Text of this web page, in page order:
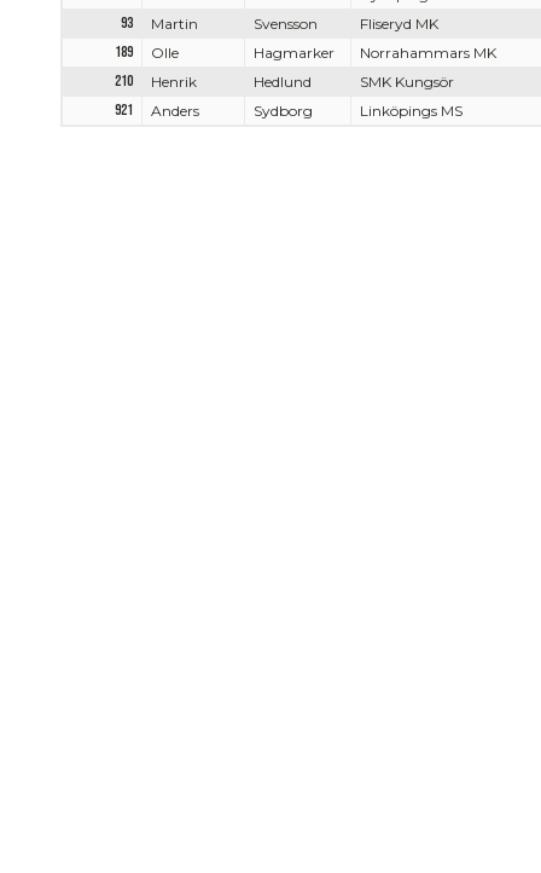
93
Martin Svensson
Fliseryd MK
189
Olle Hagmarker
Norrahammars MK
210
Henrik Hedlund
SMK Kungsör
921
Anders Sydborg Linköpings MS